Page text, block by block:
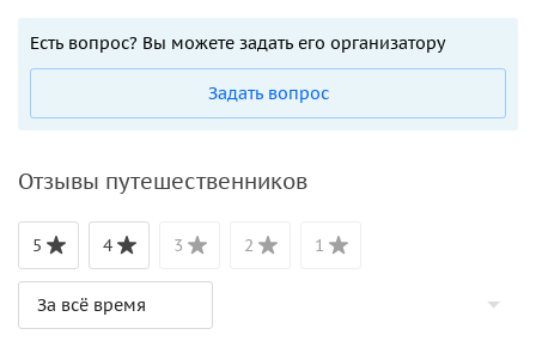
Есть вопрос? Вы можете задать его организатору
Задать вопрос
Отзывы путешественников
5 4 3 2 1